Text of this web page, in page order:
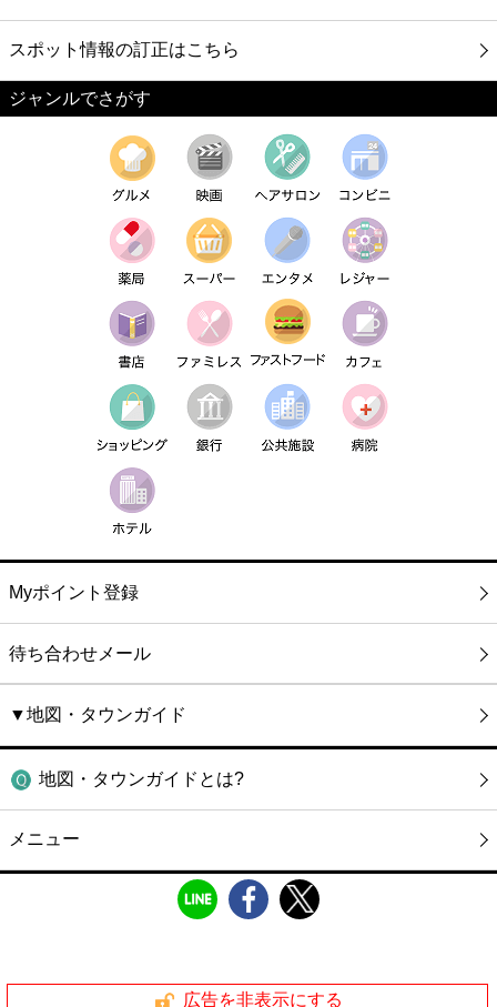
スポット情報の訂正はこちら
ジャンルでさがす
Myポイント登録
待ち合わせメール
▼地図・タウンガイド
地図・タウンガイドとは?
メニュー
広告を非表示にする